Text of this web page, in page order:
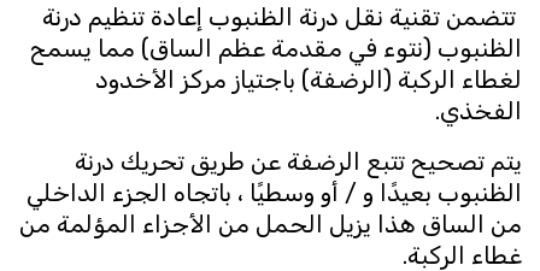
تتضمن تقنية نقل درنة الظنبوب إعادة تنظيم درنة
الظنبوب (نتوء في مقدمة عظم الساق) مما يسمح
لغطاء الركبة (الرضفة) باجتياز مركز الأخدود
الفخذي.
يتم تصحيح تتبع الرضفة عن طريق تحريك درنة
الظنبوب بعيدًا و / أو وسطيًا ، باتجاه الجزء الداخلي
من الساق هذا يزيل الحمل من الأجزاء المؤلمة من
غطاء الركبة.